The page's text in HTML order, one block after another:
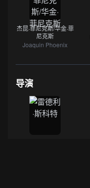
杰昆·菲尼克斯/华金·菲
尼克斯
Joaquin Phoenix
导演